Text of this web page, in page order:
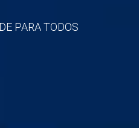
PARA TODOS